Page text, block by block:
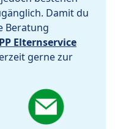
Damit du
Beratung
Elternservice
gerne zur